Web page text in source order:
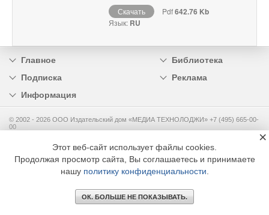
Скачать Pdf642.76 Kb
Язык: RU
Главное
Библиотека
Подписка
Реклама
Информация
© 2002 - 2026 OOO Издательский дом «МЕДИА ТЕХНОЛОДЖИ» +7 (495) 665-00-
00
Этот веб-сайт использует файлы cookies.
Продолжая просмотр сайта, Вы соглашаетесь и принимаете
нашу политику конфиденциальности
ОК. БОЛЬШЕ НЕ ПОКАЗЫВАТЬ.
×